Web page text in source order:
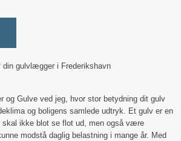
gulvlægger i Frederikshavn
og Gulve ved jeg, hvor stor betydning dit gulv
og boligens samlede udtryk. Et gulv er en
skal ikke blot se flot ud, men også være
modstå daglig belastning i mange år. Med